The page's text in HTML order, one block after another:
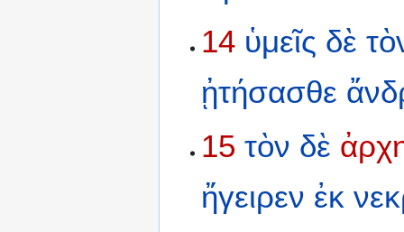
14 ὑμεῖς δὲ
ᾐτήσασθε
15 τὸν δὲ
ἤγειρεν ἐκ